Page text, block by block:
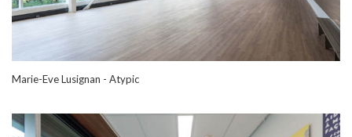
Marie-Eve Lusignan - Atypic